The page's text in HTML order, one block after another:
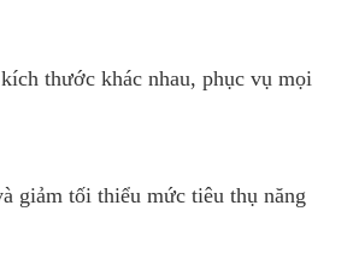
thước khác nhau, phục vụ mọi
giảm tối thiểu mức tiêu thụ năng